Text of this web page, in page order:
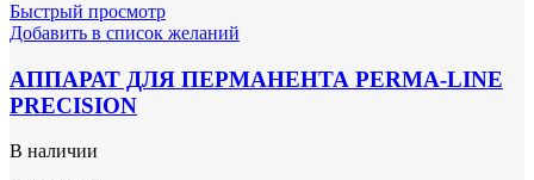
Быстрый просмотр
Добавить в список желаний
АППАРАТ ДЛЯ ПЕРМАНЕНТА PERMA-LINE
PRECISION
В наличии